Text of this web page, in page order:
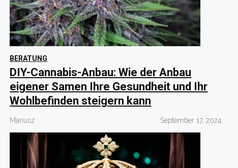
BERATUNG
DIY-Cannabis-Anbau: Wie der Anbau
eigener Samen Ihre Gesundheit und Ihr
Wohlbefinden steigern kann
Mariusz September 17, 2024